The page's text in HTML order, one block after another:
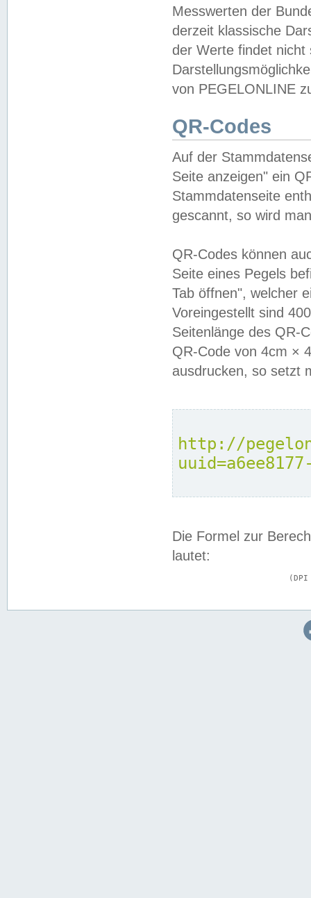
Messwerten der
derzeit klassische
der Werte findet
von PEGELONLINE
QR-Codes
Auf der
Seite anzeigen" ein
Stammdatenseite
gescannt, so wird
QR-Codes können
Seite eines Pegels
Tab öffnen", welcher
Voreingestellt sind
Seitenlänge des QR-
QR-Code von 4cm ×
ausdrucken, so setzt
http://
Die Formel zur
lautet: